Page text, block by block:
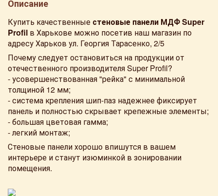
Описание
Купить качественные стеновые панели МДФ Super
Profil в Харькове можно посетив наш магазин по
адресу Харьков ул. Георгия Тарасенко, 2/5
Почему следует остановиться на продукции от
отечественного производителя Super Profil?
- усовершенствованная "рейка" с минимальной
толщиной 12 мм;
- система крепления шип-паз надежнее фиксирует
панель и полностью скрывает крепежные элементы;
- большая цветовая гамма;
- легкий монтаж;
Стеновые панели хорошо впишутся в вашем
интерьере и станут изюминкой в ​​зонировании
помещения.